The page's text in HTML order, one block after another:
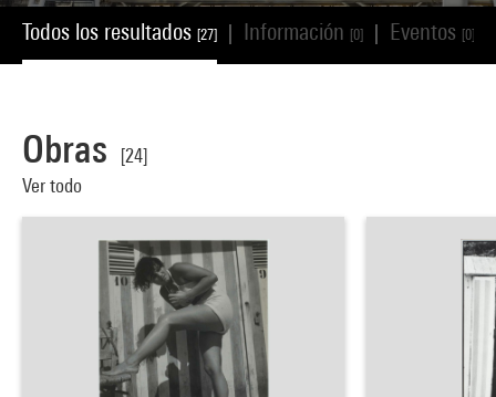
Todos los resultados [27] Información [0] Eventos [0]
Obras
[24]
Ver todo